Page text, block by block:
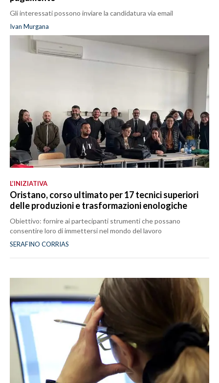
Gli interessati possono inviare la candidatura via email
Ivan Murgana
L’INIZIATIVA
Oristano, corso ultimato per 17 tecnici superiori
delle produzioni e trasformazioni enologiche
Obiettivo: fornire ai partecipanti strumenti che possano
consentire loro di immettersi nel mondo del lavoro
SERAFINO CORRIAS